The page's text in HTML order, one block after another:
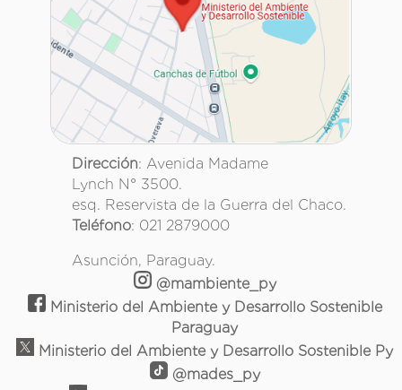
Dirección: Avenida Madame
Lynch N° 3500.
esq. Reservista de la Guerra del Chaco.
Teléfono: 021 2879000
Asunción, Paraguay.
@mambiente_py
Ministerio del Ambiente y Desarrollo Sostenible
Paraguay
Ministerio del Ambiente y Desarrollo Sostenible Py
@mades_py